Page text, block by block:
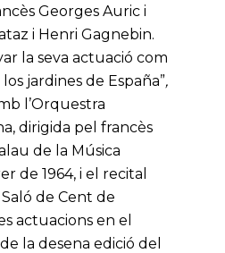
Georges Auric i
i Henri Gagnebin.
la seva actuació com
jardines de España”,
l’Orquestra
dirigida pel francès
de la Música
de 1964, i el recital
de Cent de
actuacions en el
la desena edició del